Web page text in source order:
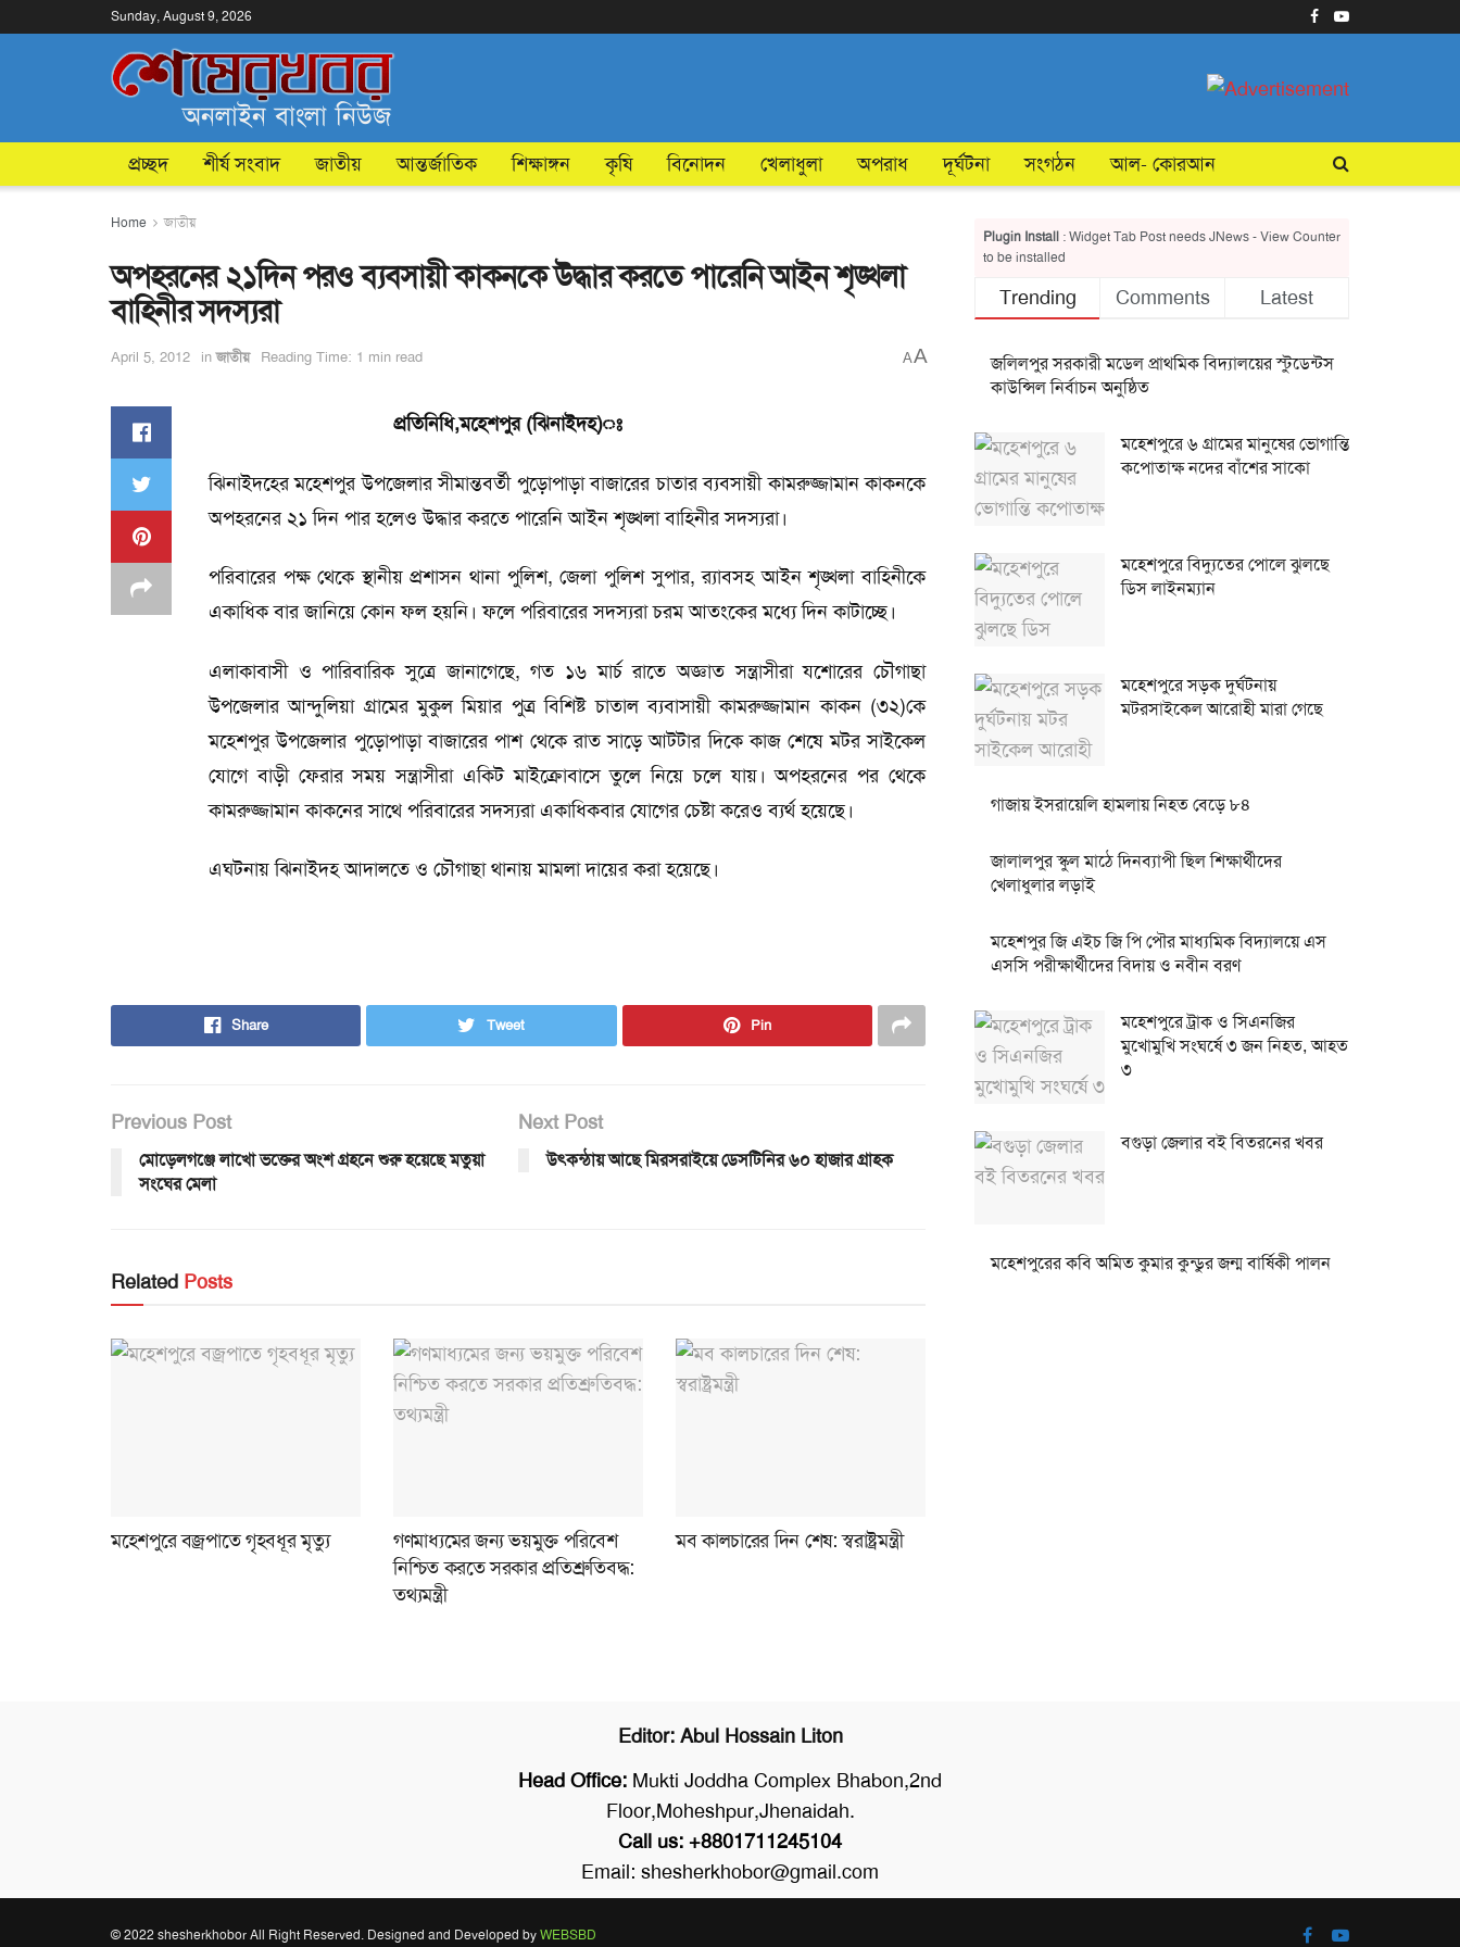
Sunday, August 9, 2026
প্রচ্ছদ শীর্ষ সংবাদ জাতীয় আন্তর্জাতিক শিক্ষাঙ্গন কৃষি বিনোদন খেলাধুলা অপরাধ দূর্ঘটনা সংগঠন আল- কোরআন
Home জাতীয়
অপহরনের ২১দিন পরও ব্যবসায়ী কাকনকে উদ্ধার করতে পারেনি আইন শৃঙ্খলা
বাহিনীর সদস্যরা
April 5, 2012 in জাতীয় Reading Time: 1 min read AA
প্রতিনিধি,মহেশপুর (ঝিনাইদহ)ঃ
ঝিনাইদহের মহেশপুর উপজেলার সীমান্তবর্তী পুড়োপাড়া বাজারের চাতার ব্যবসায়ী কামরুজ্জামান কাকনকে
অপহরনের ২১ দিন পার হলেও উদ্ধার করতে পারেনি আইন শৃঙ্খলা বাহিনীর সদস্যরা।
পরিবারের পক্ষ থেকে স্থানীয় প্রশাসন থানা পুলিশ, জেলা পুলিশ সুপার, র‌্যাবসহ আইন শৃঙ্খলা বাহিনীকে
একাধিক বার জানিয়ে কোন ফল হয়নি। ফলে পরিবারের সদস্যরা চরম আতংকের মধ্যে দিন কাটাচ্ছে।
এলাকাবাসী ও পারিবারিক সুত্রে জানাগেছে, গত ১৬ মার্চ রাতে অজ্ঞাত সন্ত্রাসীরা যশোরের চৌগাছা
উপজেলার আন্দুলিয়া গ্রামের মুকুল মিয়ার পুত্র বিশিষ্ট চাতাল ব্যবাসায়ী কামরুজ্জামান কাকন (৩২)কে
মহেশপুর উপজেলার পুড়োপাড়া বাজারের পাশ থেকে রাত সাড়ে আটটার দিকে কাজ শেষে মটর সাইকেল
যোগে বাড়ী ফেরার সময় সন্ত্রাসীরা একিট মাইক্রোবাসে তুলে নিয়ে চলে যায়। অপহরনের পর থেকে
কামরুজ্জামান কাকনের সাথে পরিবারের সদস্যরা একাধিকবার যোগের চেষ্টা করেও ব্যর্থ হয়েছে।
এঘটনায় ঝিনাইদহ আদালতে ও চৌগাছা থানায় মামলা দায়ের করা হয়েছে।
Share Tweet Pin
Previous Post
মোড়েলগঞ্জে লাখো ভক্তের অংশ গ্রহনে শুরু হয়েছে মতুয়া
সংঘের মেলা
Next Post
উৎকন্ঠায় আছে মিরসরাইয়ে ডেসটিনির ৬০ হাজার গ্রাহক
Related Posts
মহেশপুরে বজ্রপাতে গৃহবধূর মৃত্যু
গণমাধ্যমের জন্য ভয়মুক্ত পরিবেশ
নিশ্চিত করতে সরকার প্রতিশ্রুতিবদ্ধ:
তথ্যমন্ত্রী
মব কালচারের দিন শেষ: স্বরাষ্ট্রমন্ত্রী
Plugin Install : Widget Tab Post needs JNews - View Counter
to be installed
Trending Comments Latest
জলিলপুর সরকারী মডেল প্রাথমিক বিদ্যালয়ের স্টুডেন্টস
কাউন্সিল নির্বাচন অনুষ্ঠিত
মহেশপুরে ৬ গ্রামের মানুষের ভোগান্তি
কপোতাক্ষ নদের বাঁশের সাকো
মহেশপুরে বিদ্যুতের পোলে ঝুলছে
ডিস লাইনম্যান
মহেশপুরে সড়ক দুর্ঘটনায়
মটরসাইকেল আরোহী মারা গেছে
গাজায় ইসরায়েলি হামলায় নিহত বেড়ে ৮৪
জালালপুর স্কুল মাঠে দিনব্যাপী ছিল শিক্ষার্থীদের
খেলাধুলার লড়াই
মহেশপুর জি এইচ জি পি পৌর মাধ্যমিক বিদ্যালয়ে এস
এসসি পরীক্ষার্থীদের বিদায় ও নবীন বরণ
মহেশপুরে ট্রাক ও সিএনজির
মুখোমুখি সংঘর্ষে ৩ জন নিহত, আহত
৩
বগুড়া জেলার বই বিতরনের খবর
মহেশপুরের কবি অমিত কুমার কুন্ডুর জন্ম বার্ষিকী পালন
Editor: Abul Hossain Liton
Head Office: Mukti Joddha Complex Bhabon,2nd
Floor,Moheshpur,Jhenaidah.
Call us: +8801711245104
Email: shesherkhobor@gmail.com
© 2022 shesherkhobor All Right Reserved. Designed and Developed byWEBSBD